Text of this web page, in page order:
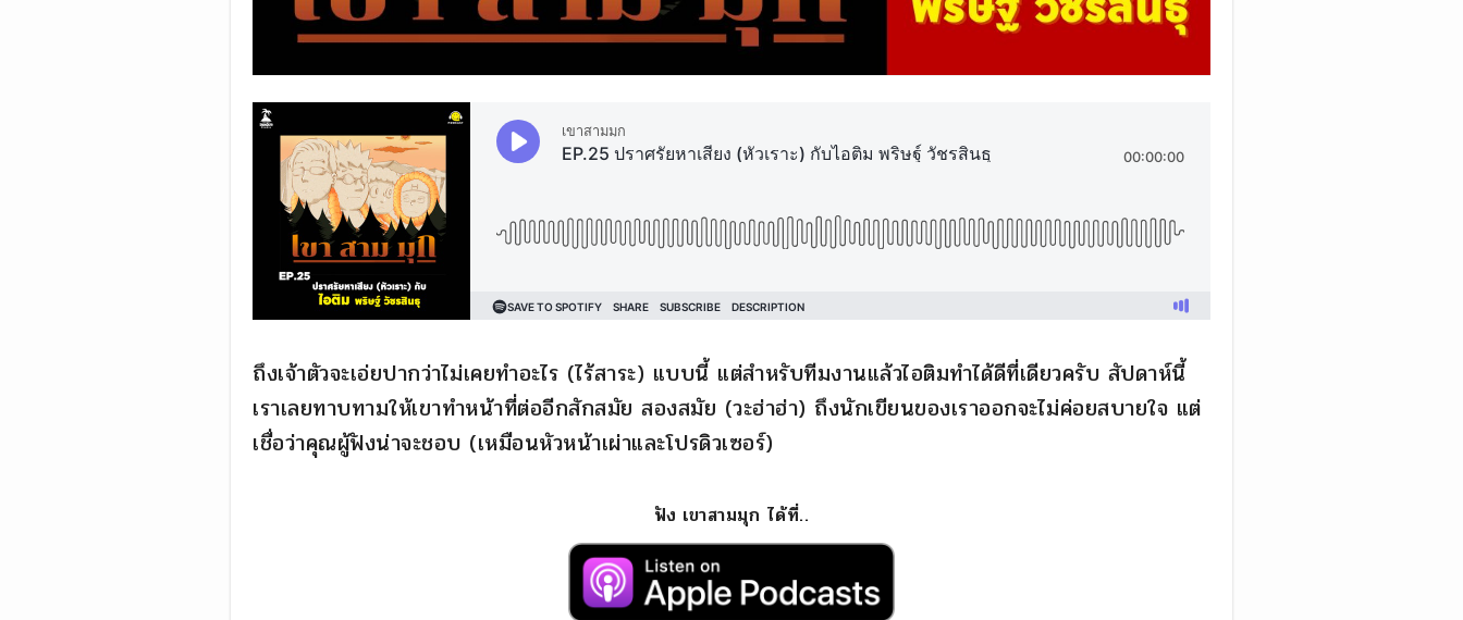
ถึงเจ้าตัวจะเอ่ยปากว่าไม่เคยทำอะไร (ไร้สาระ) แบบนี้ แต่สำหรับทีมงานแล้วไอติมทำได้ดีที่เดียวครับ สัปดาห์นี้
เราเลยทาบทามให้เขาทำหน้าที่ต่ออีกสักสมัย สองสมัย (วะฮ่าฮ่า) ถึงนักเขียนของเราออกจะไม่ค่อยสบายใจ แต่
เชื่อว่าคุณผู้ฟังน่าจะชอบ (เหมือนหัวหน้าเผ่าและโปรดิวเซอร์)
ฟัง เขาสามมุก ได้ที่..